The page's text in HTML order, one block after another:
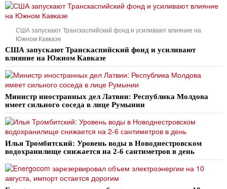
США запускают Транскаспийский фонд и усиливают влияние на
Южном Кавказе
США запускают Транскаспийский фонд и усиливают
влияние на Южном Кавказе
Министр иностранных дел Латвии: Республика Молдова
имеет сильного соседа в лице Румынии
Илья Тромбитский: Уровень воды в Новоднестровском
водохранилище снижается на 2-6 сантиметров в день